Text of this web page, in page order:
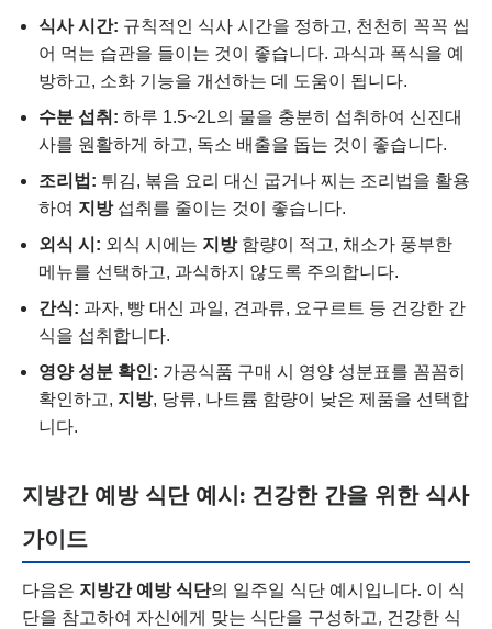
식사 시간: 규칙적인 식사 시간을 정하고, 천천히 꼭꼭 씹
어 먹는 습관을 들이는 것이 좋습니다. 과식과 폭식을 예
방하고, 소화 기능을 개선하는 데 도움이 됩니다.
수분 섭취: 하루 1.5~2L의 물을 충분히 섭취하여 신진대
사를 원활하게 하고, 독소 배출을 돕는 것이 좋습니다.
조리법: 튀김, 볶음 요리 대신 굽거나 찌는 조리법을 활용
하여 지방섭취를 줄이는 것이 좋습니다.
외식 시: 외식 시에는 지방함량이 적고, 채소가 풍부한
메뉴를 선택하고, 과식하지 않도록 주의합니다.
간식: 과자, 빵 대신 과일, 견과류, 요구르트 등 건강한 간
식을 섭취합니다.
영양 성분 확인: 가공식품 구매 시 영양 성분표를 꼼꼼히
확인하고, 지방, 당류, 나트륨 함량이 낮은 제품을 선택합
니다.
지방간 예방 식단 예시: 건강한 간을 위한 식사
가이드
다음은 지방간 예방 식단의 일주일 식단 예시입니다. 이 식
단을 참고하여 자신에게 맞는 식단을 구성하고, 건강한 식